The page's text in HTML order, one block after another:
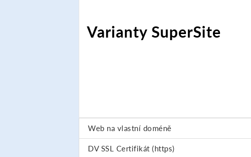
Varianty SuperSite
Web na vlastní doméně
DV SSL Certifikát (https)